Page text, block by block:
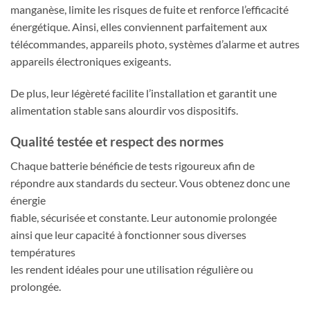
manganèse, limite les risques de fuite et renforce l’efficacité
énergétique. Ainsi, elles conviennent parfaitement aux
télécommandes, appareils photo, systèmes d’alarme et autres
appareils électroniques exigeants.
De plus, leur légèreté facilite l’installation et garantit une
alimentation stable sans alourdir vos dispositifs.
Qualité testée et respect des normes
Chaque batterie bénéficie de tests rigoureux afin de
répondre aux standards du secteur. Vous obtenez donc une
énergie
fiable, sécurisée et constante. Leur autonomie prolongée
ainsi que leur capacité à fonctionner sous diverses
températures
les rendent idéales pour une utilisation régulière ou
prolongée.